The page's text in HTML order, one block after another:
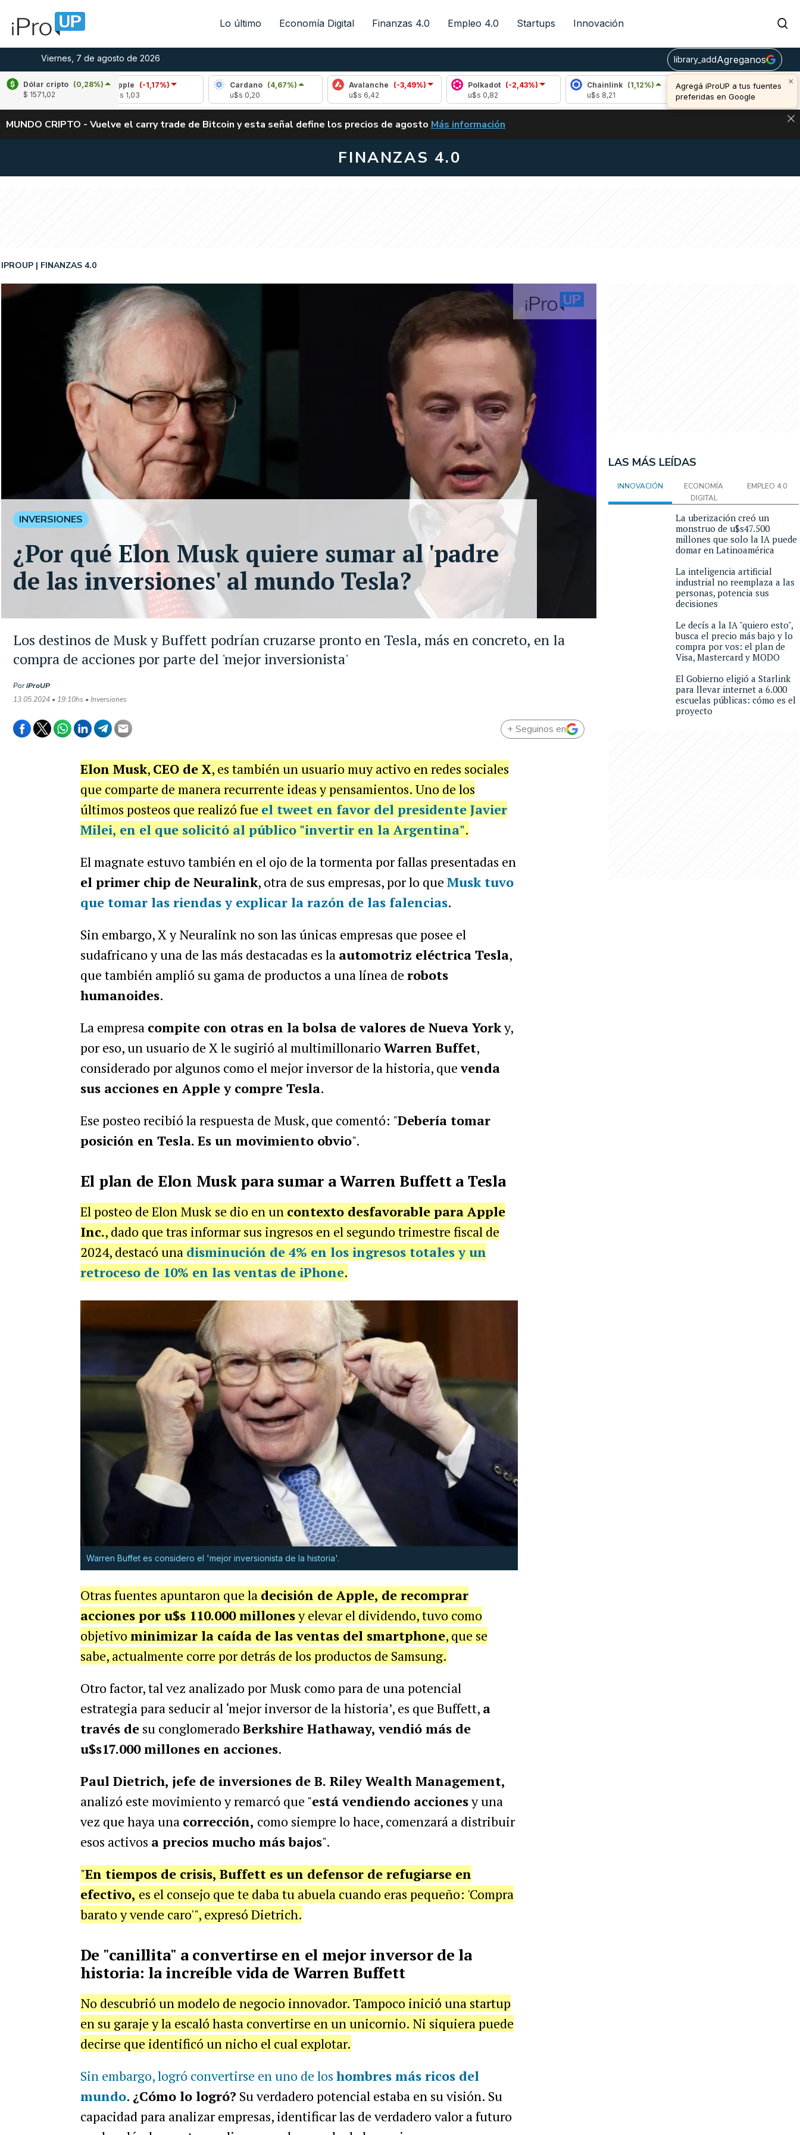
Lo último Economía Digital Finanzas 4.0 Empleo 4.0 Startups Innovación
Viernes, 7 de agosto de 2026 library_add Agreganos
×
Agregá iProUP a tus fuentes
preferidas en Google
Dólar cripto (0,28%)
$ 1571,02
Ripple (-1,17%)
Cardano (4,67%)
Avalanche
(-3,49%)
Polkadot (-2,43%)
Chainlink
(1,12%)
Arbitrum (-2,26%)
u$s 0,08
ALERTA
MUNDO CRIPTO - Vuelve el carry trade de Bitcoin y esta señal define los precios de agosto VUELVE EL CARRY TRADE DE BITCOIN Y ESTA SEÑAL DEFINE LOS PRECIOS DE
Más información
FINANZAS 4.0
Los destinos de Musk y Buffett podrían cruzarse pronto en Tesla, más en concreto, en la
compra de acciones por parte del 'mejor inversionista'
IPROUP FINANZAS 4.0
PoriProUP
13.05.2024 • 19:10hs • Inversiones
INVERSIONES
¿Por qué Elon Musk quiere sumar al 'padre
de las inversiones' al mundo Tesla?
+ Seguinos en
Elon Musk, CEO de X, es también un usuario muy activo en redes sociales
que comparte de manera recurrente ideas y pensamientos. Uno de los
últimos posteos que realizó fue el tweet en favor del presidente Javier
Milei, en el que solicitó al público "invertir en la Argentina".
El magnate estuvo también en el ojo de la tormenta por fallas presentadas en
el primer chip de Neuralink, otra de sus empresas, por lo que Musk tuvo
que tomar las riendas y explicar la razón de las falencias.
Sin embargo, X y Neuralink no son las únicas empresas que posee el
sudafricano y una de las más destacadas es la automotriz eléctrica Tesla,
que también amplió su gama de productos a una línea de robots
humanoides.
La empresa compite con otras en la bolsa de valores de Nueva Yorky,
por eso, un usuario de X le sugirió al multimillonarioWarren Buffet,
considerado por algunos como el mejor inversor de la historia, quevenda
sus acciones en Apple y compre Tesla.
Ese posteo recibió la respuesta de Musk, que comentó: "Debería tomar
posición en Tesla. Es un movimiento obvio".
El plan de Elon Musk para sumar a Warren Buffett a Tesla
El posteo de Elon Musk se dio en un contexto desfavorable para Apple
Inc., dado que tras informar sus ingresos en el segundo trimestre fiscal de
2024, destacó una disminución de 4% en los ingresos totales y un
retroceso de 10% en las ventas de iPhone.
Warren Buffet es considero el 'mejor inversionista de la historia'.
Otras fuentes apuntaron que la decisión de Apple, de recomprar
acciones por u$s 110.000 millonesy elevar el dividendo, tuvo como
objetivo minimizar la caída de las ventas del smartphone, que se
sabe, actualmente corre por detrás de los productos de Samsung.
Otro factor, tal vez analizado por Musk como para de una potencial
estrategia para seducir al ‘mejor inversor de la historia’, es que Buffett, a
través desu conglomerado Berkshire Hathaway, vendió más de
u$s17.000 millones en acciones.
Paul Dietrich, jefe de inversiones de B. Riley Wealth Management,
analizó este movimiento y remarcó que "está vendiendo accionesy una
vez que haya una corrección, como siempre lo hace, comenzará a distribuir
esos activos a precios mucho más bajos".
"En tiempos de crisis, Buffett es un defensor de refugiarse en
efectivo, es el consejo que te daba tu abuela cuando eras pequeño: 'Compra
barato y vende caro'", expresó Dietrich.
De "canillita" a convertirse en el mejor inversor de la
historia: la increíble vida de Warren Buffett
No descubrió un modelo de negocio innovador. Tampoco inició una startup
en su garaje y la escaló hasta convertirse en un unicornio. Ni siquiera puede
decirse que identificó un nicho el cual explotar.
Sin embargo, logró convertirse en uno de los hombres más ricos del
mundo. ¿Cómo lo logró? Su verdadero potencial estaba en su visión. Su
capacidad para analizar empresas, identificar las de verdadero valor a futuro
LAS MÁS LEÍDAS
INNOVACIÓN
ECONOMÍA
DIGITAL
EMPLEO 4.0
La uberización creó un
monstruo de u$s47.500
millones que solo la IA puede
domar en Latinoamérica
La inteligencia artificial
industrial no reemplaza a las
personas, potencia sus
decisiones
Le decís a la IA "quiero esto",
busca el precio más bajo y lo
compra por vos: el plan de
Visa, Mastercard y MODO
El Gobierno eligió a Starlink
para llevar internet a 6.000
escuelas públicas: cómo es el
proyecto